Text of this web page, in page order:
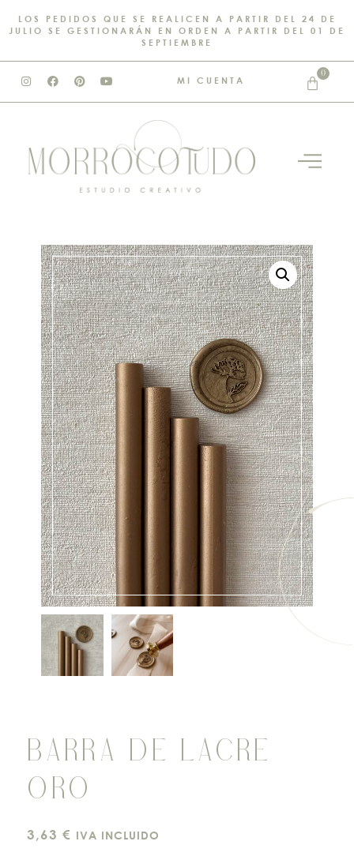
LOS PEDIDOS QUE SE REALICEN A PARTIR DEL 24 DE
JULIO SE GESTIONARÁN EN ORDEN A PARTIR DEL 01 DE
SEPTIEMBRE
MI CUENTA
0
BARRA DE LACRE
ORO
3,63€ IVA INCLUIDO